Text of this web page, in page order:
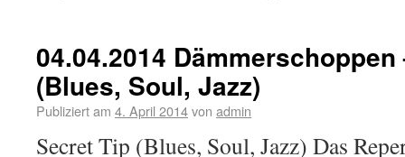
04.04.2014
(Blues, Soul, Jazz)
Publiziert am 4. April 2014von admin
Secret Tip (Blues, Soul, Jazz) Das